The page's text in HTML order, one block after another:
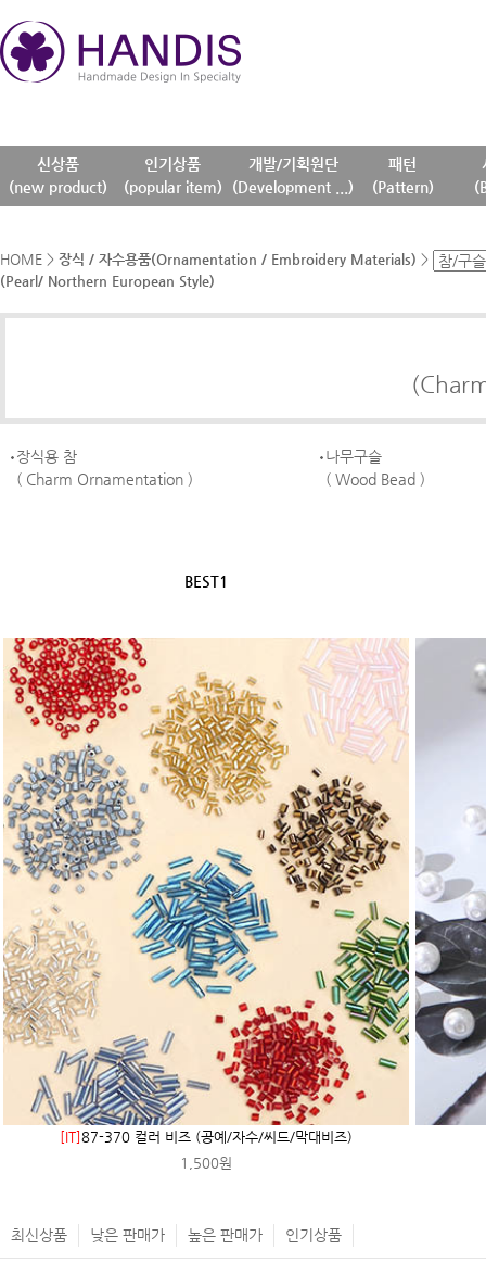
신상품
(new product)
인기상품
(popular item)
개발/기획원단
(Development ...)
패턴
(Pattern)
HOME > 장식 / 자수용품(Ornamentation / Embroidery Materials) >
(Pearl/ Northern European Style)
장식용 참
( Charm Ornamentation )
나무구슬
( Wood Bead )
BEST1
[IT]87-370 컬러 비즈 (공예/자수/씨드/막대비즈)
1,500원
최신상품 낮은 판매가 높은 판매가 인기상품